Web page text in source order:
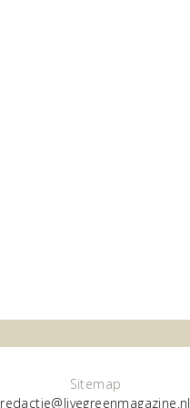
Sitemap
redactie@livegreenmagazine.nl